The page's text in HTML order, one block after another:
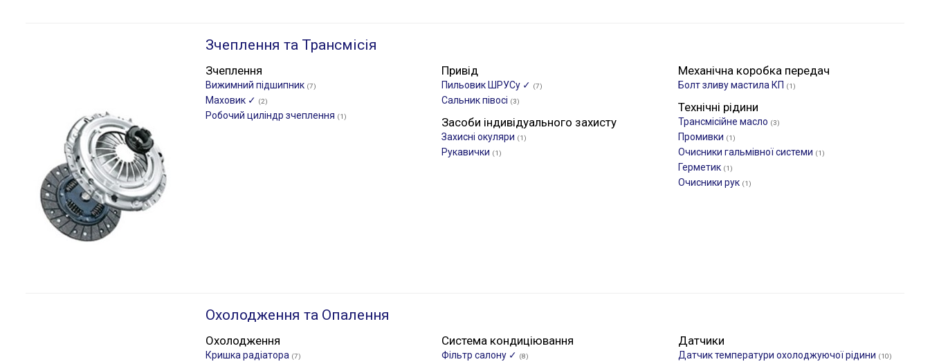
Зчеплення та Трансмісія
Зчеплення
Вижимний підшипник (7)
Маховик ✓ (2)
Робочий циліндр зчеплення (1)
Привід
Пильовик ШРУСу ✓ (7)
Сальник півосі (3)
Механічна коробка передач
Болт зливу мастила КП (1)
Технічні рідини
Трансмісійне масло (3)
Промивки (1)
Очисники гальмівної системи (1)
Герметик (1)
Очисники рук (1)
Засоби індивідуального захисту
Захисні окуляри (1)
Рукавички (1)
Охолодження та Опалення
Охолодження
Кришка радіатора (7)
Система кондиціювання
Фільтр салону ✓ (8)
Датчики
Датчик температури охолоджуючої рідини (10)